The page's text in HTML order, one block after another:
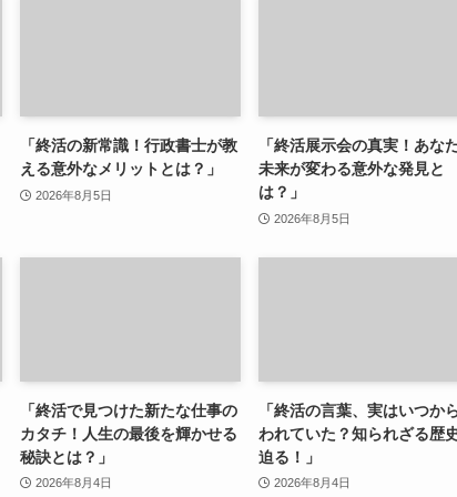
「終活の新常識！行政書士が教
える意外なメリットとは？」
2026年8月5日
「終活展示会の真実！あな
未来が変わる意外な発見と
は？」
2026年8月5日
「終活で見つけた新たな仕事の
カタチ！人生の最後を輝かせる
秘訣とは？」
2026年8月4日
「終活の言葉、実はいつか
われていた？知られざる歴
迫る！」
2026年8月4日